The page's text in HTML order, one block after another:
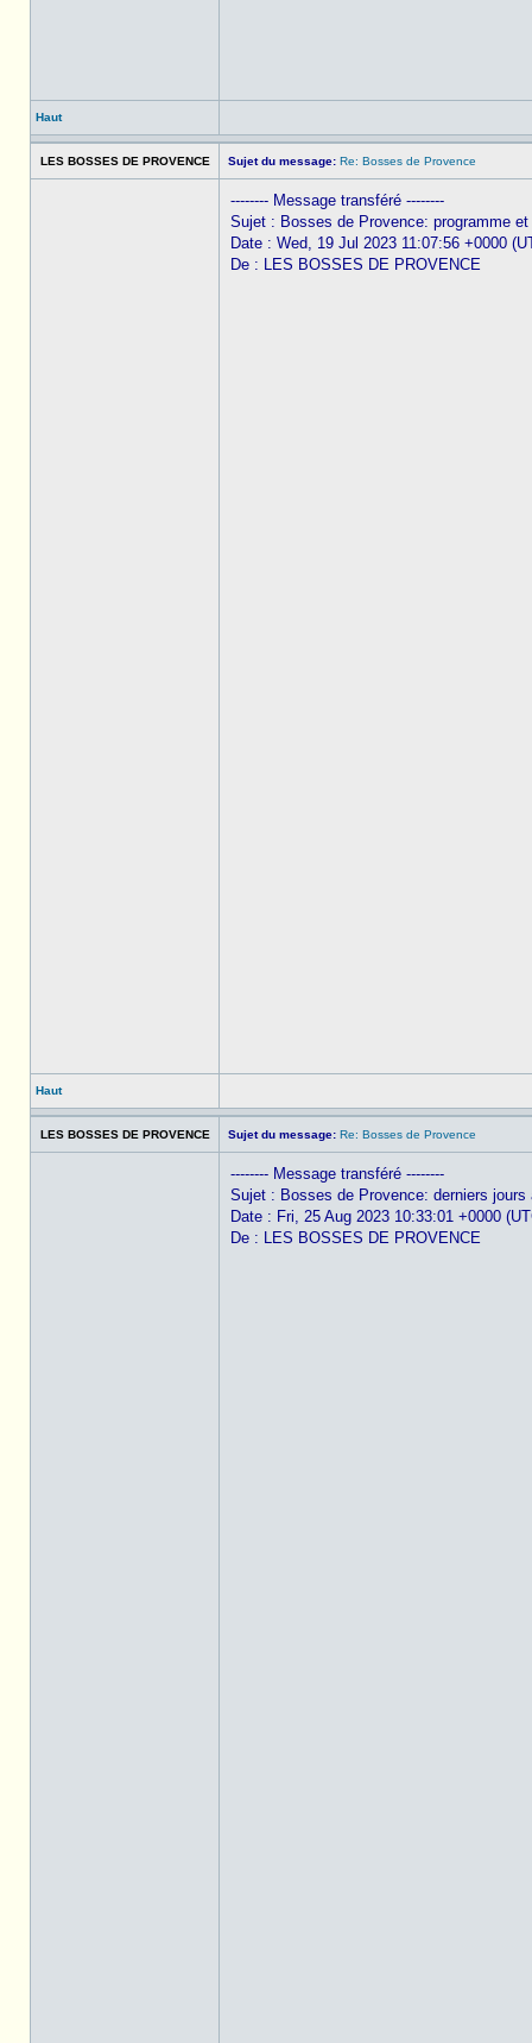
Haut
LES BOSSES DE PROVENCE Sujet du message: Re: Bosses de Provence
-------- Message transféré --------
Sujet : Bosses de Provence: programme
Date : Wed, 19 Jul 2023 11:07:56 +0000
De : LES BOSSES DE PROVENCE
Haut
LES BOSSES DE PROVENCE Sujet du message: Re: Bosses de Provence
-------- Message transféré --------
Sujet : Bosses de Provence: derniers
Date : Fri, 25 Aug 2023 10:33:01 +0000
De : LES BOSSES DE PROVENCE